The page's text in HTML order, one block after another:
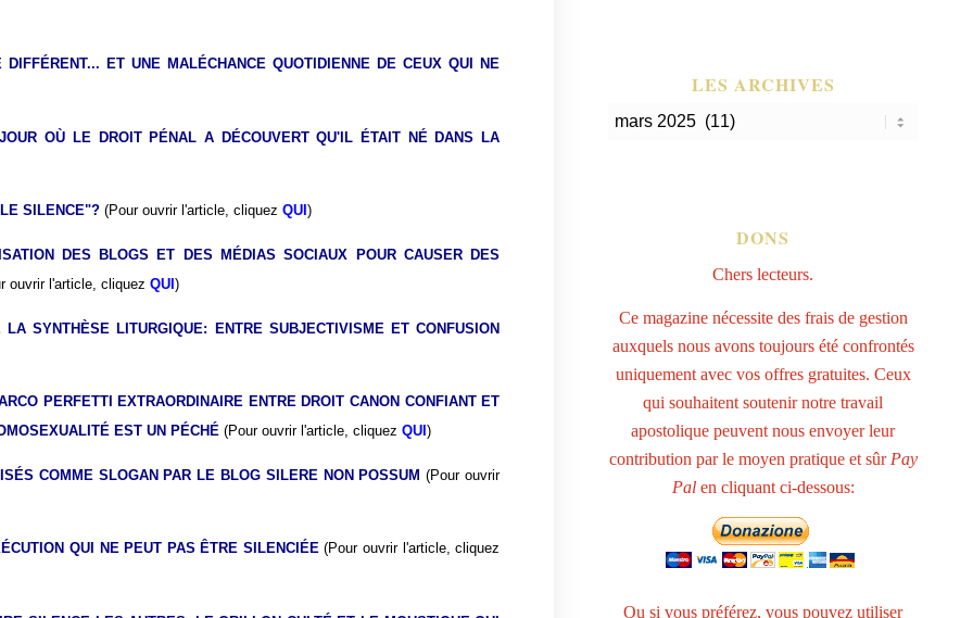
ET UNE MALÉCHANCE QUOTIDIENNE DE CEUX QUI NE
OÙ LE DROIT PÉNAL A DÉCOUVERT QU'IL ÉTAIT NÉ DANS LA
SILENCE"? (Pour ouvrir l'article, cliquez QUI )
DES BLOGS ET DES MÉDIAS SOCIAUX POUR CAUSER DES
ouvrir l'article, cliquez QUI )
SYNTHÈSE LITURGIQUE: ENTRE SUBJECTIVISME ET CONFUSION
PERFETTI EXTRAORDINAIRE ENTRE DROIT CANON CONFIANT ET
EST UN PÉCHÉ (Pour ouvrir l'article, cliquez QUI )
COMME SLOGAN PAR LE BLOG SILERE NON POSSUM (Pour ouvrir
QUI NE PEUT PAS ÊTRE SILENCIÉE(Pour ouvrir l'article, cliquez
LES ARCHIVES
DONS
Chers lecteurs.
Ce magazine nécessite des frais de gestion
auxquels nous avons toujours été confrontés
uniquement avec vos offres gratuites. Ceux
qui souhaitent soutenir notre travail
apostolique peuvent nous envoyer leur
contribution par le moyen pratique et sûr Pay
Palen cliquant ci-dessous:
Ou si vous préférez, vous pouvez utiliser